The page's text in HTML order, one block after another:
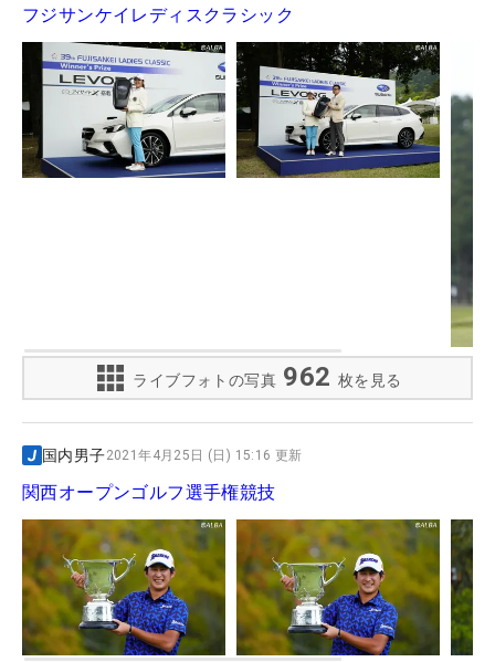
フジサンケイレディスクラシック
ライブフォトの写真 962 枚を見る
国内男子2021年4月25日 (日) 15:16 更新
関西オープンゴルフ選手権競技